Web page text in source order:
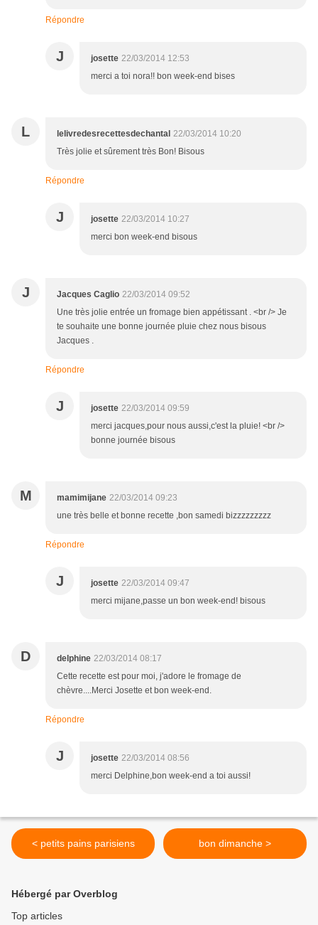
Répondre
J josette 22/03/2014 12:53
merci a toi nora!! bon week-end bises
L lelivredesrecettesdechantal 22/03/2014 10:20
Très jolie et sûrement très Bon! Bisous
Répondre
J josette 22/03/2014 10:27
merci bon week-end bisous
J Jacques Caglio 22/03/2014 09:52
Une très jolie entrée un fromage bien appétissant . <br /> Je
te souhaite une bonne journée pluie chez nous bisous
Jacques .
Répondre
J josette 22/03/2014 09:59
merci jacques,pour nous aussi,c'est la pluie! <br />
bonne journée bisous
M mamimijane 22/03/2014 09:23
une très belle et bonne recette ,bon samedi bizzzzzzzzz
Répondre
J josette 22/03/2014 09:47
merci mijane,passe un bon week-end! bisous
D delphine 22/03/2014 08:17
Cette recette est pour moi, j'adore le fromage de
chèvre....Merci Josette et bon week-end.
Répondre
J josette 22/03/2014 08:56
merci Delphine,bon week-end a toi aussi!
< petits pains parisiens bon dimanche >
Hébergé par Overblog
Top articles